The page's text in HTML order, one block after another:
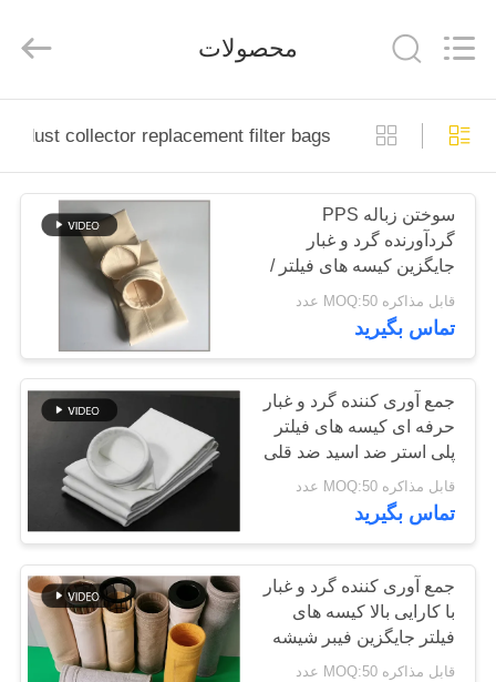
خانه
محصولات
دربارهی
کارخانه
کنترل
کیفیت
تماس
Filter
Environmental
محصولات
dust collector replacement filter bags
سوختن زباله PPS
گردآورنده گرد و غبار
جایگزین کیسه های فیلتر /
خانه کیسه سیمان
قابل مذاکره MOQ:50 عدد
تماس بگیرید
جمع آوری کننده گرد و غبار
حرفه ای کیسه های فیلتر
پلی استر ضد اسید ضد قلی
450 گرم ~ 550 گرم
قابل مذاکره MOQ:50 عدد
تماس بگیرید
جمع آوری کننده گرد و غبار
با کارایی بالا کیسه های
فیلتر جایگزین فیبر شیشه
ای آلکالی متوسط
قابل مذاکره MOQ:50 عدد